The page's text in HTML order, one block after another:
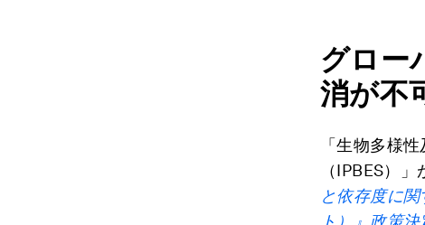
グロー
消が不
「生物多様
（IPBES）
と依存度に